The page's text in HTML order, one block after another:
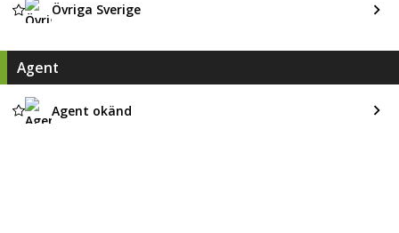
Övriga Sverige
Agent
Agent okänd